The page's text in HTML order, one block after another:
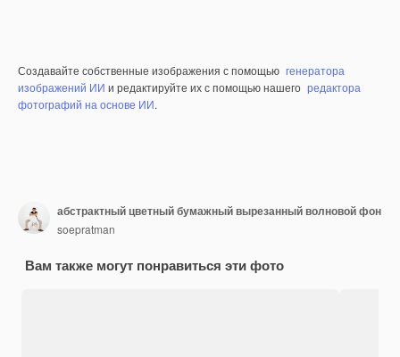
Создавайте собственные изображения с помощью генератора
изображений ИИ и редактируйте их с помощью нашего редактора
фотографий на основе ИИ.
абстрактный цветный бумажный вырезанный волновой фон
soepratman
Вам также могут понравиться эти фото